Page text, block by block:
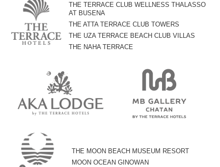
THE TERRACE CLUB WELLNESS THALASSO
AT BUSENA
THE ATTA TERRACE CLUB TOWERS
THE UZA TERRACE BEACH CLUB VILLAS
THE NAHA TERRACE
THE MOON BEACH MUSEUM RESORT
MOON OCEAN GINOWAN